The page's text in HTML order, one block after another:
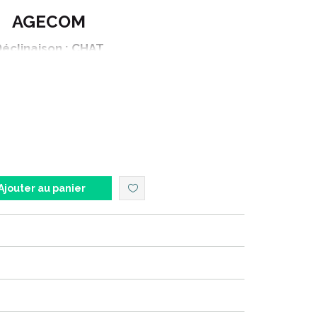
AGECOM
: CHAT
STOP INTERIEUR SPRAY
au panier